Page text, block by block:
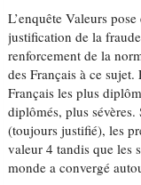
L’enquête Valeurs
justification de la
renforcement de la
des Français à ce
Français les plus
diplômés, plus
(toujours justifié), les
valeur 4 tandis que les
monde a convergé